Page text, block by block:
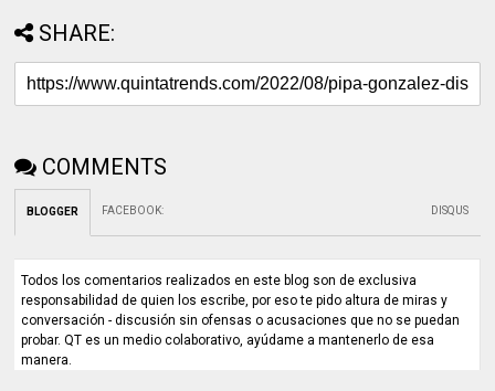
SHARE:
COMMENTS
BLOGGER FACEBOOK: DISQUS
Todos los comentarios realizados en este blog son de exclusiva
responsabilidad de quien los escribe, por eso te pido altura de miras y
conversación - discusión sin ofensas o acusaciones que no se puedan
probar. QT es un medio colaborativo, ayúdame a mantenerlo de esa
manera.